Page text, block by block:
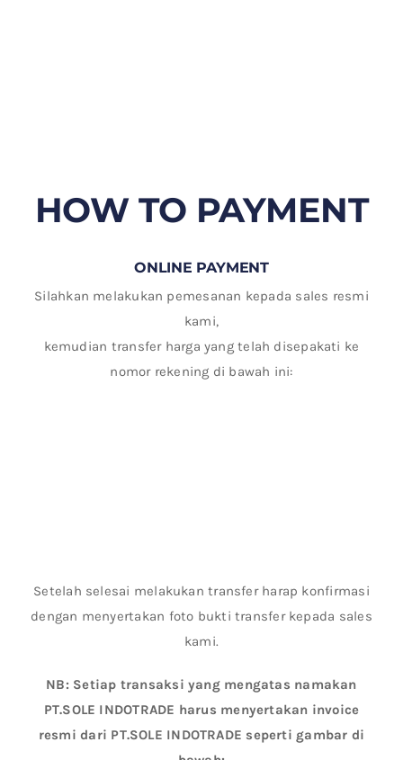
HOW TO PAYMENT
ONLINE PAYMENT
Silahkan melakukan pemesanan kepada sales resmi
kami,
kemudian transfer harga yang telah disepakati ke
nomor rekening di bawah ini:
Setelah selesai melakukan transfer harap konfirmasi
dengan menyertakan foto bukti transfer kepada sales
kami.
NB: Setiap transaksi yang mengatas namakan
PT.SOLE INDOTRADE harus menyertakan invoice
resmi dari PT.SOLE INDOTRADE seperti gambar di